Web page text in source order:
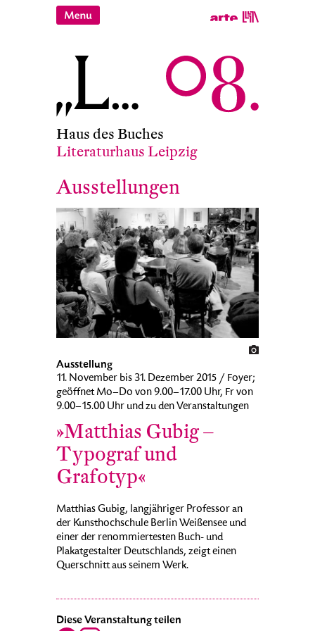
Haus des Buches
Literaturhaus Leipzig
Ausstellungen
Ausstellung
11. November bis 31. Dezember 2015 / Foyer;
geöffnet Mo–Do von 9.00–17.00 Uhr, Fr von
9.00–15.00 Uhr und zu den Veranstaltungen
»Matthias Gubig –
Typograf und
Grafotyp«
Matthias Gubig, langjähriger Professor an
der Kunsthochschule Berlin Weißensee und
einer der renommiertesten Buch- und
Plakatgestalter Deutschlands, zeigt einen
Querschnitt aus seinem Werk.
Diese Veranstaltung teilen